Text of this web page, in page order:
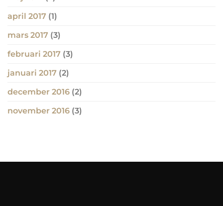
april 2017 (1)
mars 2017 (3)
februari 2017 (3)
januari 2017 (2)
december 2016 (2)
november 2016 (3)